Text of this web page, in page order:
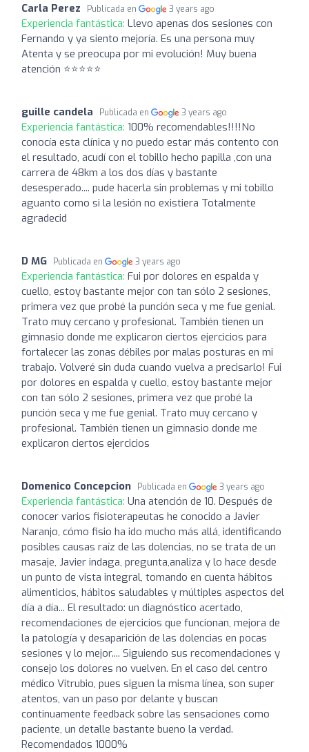
Carla Perez Publicada en 3 years ago
Experiencia fantástica: Llevo apenas dos sesiones con
Fernando y ya siento mejoría. Es una persona muy
Atenta y se preocupa por mi evolución! Muy buena
atención ⭐️⭐️⭐️⭐️⭐️
guille candela Publicada en 3 years ago
Experiencia fantástica: 100% recomendables!!!!No
conocía esta clínica y no puedo estar más contento con
el resultado, acudí con el tobillo hecho papilla ,con una
carrera de 48km a los dos días y bastante
desesperado.... pude hacerla sin problemas y mi tobillo
aguanto como si la lesión no existiera Totalmente
agradecid
D MG Publicada en 3 years ago
Experiencia fantástica: Fui por dolores en espalda y
cuello, estoy bastante mejor con tan sólo 2 sesiones,
primera vez que probé la punción seca y me fue genial.
Trato muy cercano y profesional. También tienen un
gimnasio donde me explicaron ciertos ejercicios para
fortalecer las zonas débiles por malas posturas en mi
trabajo. Volveré sin duda cuando vuelva a precisarlo! Fui
por dolores en espalda y cuello, estoy bastante mejor
con tan sólo 2 sesiones, primera vez que probé la
punción seca y me fue genial. Trato muy cercano y
profesional. También tienen un gimnasio donde me
explicaron ciertos ejercicios
Domenico Concepcion Publicada en 3 years ago
Experiencia fantástica: Una atención de 10. Después de
conocer varios fisioterapeutas he conocido a Javier
Naranjo, cómo fisio ha ido mucho más allá, identificando
posibles causas raíz de las dolencias, no se trata de un
masaje, Javier indaga, pregunta,analiza y lo hace desde
un punto de vista integral, tomando en cuenta hábitos
alimenticios, hábitos saludables y múltiples aspectos del
día a día... El resultado: un diagnóstico acertado,
recomendaciones de ejercicios que funcionan, mejora de
la patología y desaparición de las dolencias en pocas
sesiones y lo mejor.... Siguiendo sus recomendaciones y
consejo los dolores no vuelven. En el caso del centro
médico Vitrubio, pues siguen la misma línea, son super
atentos, van un paso por delante y buscan
continuamente feedback sobre las sensaciones como
paciente, un detalle bastante bueno la verdad.
Recomendados 1000%